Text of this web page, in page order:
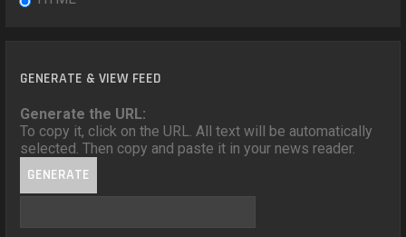
GENERATE & VIEW FEED
Generate the URL:
To copy it, click on the URL. All text will be automatically
selected. Then copy and paste it in your news reader.